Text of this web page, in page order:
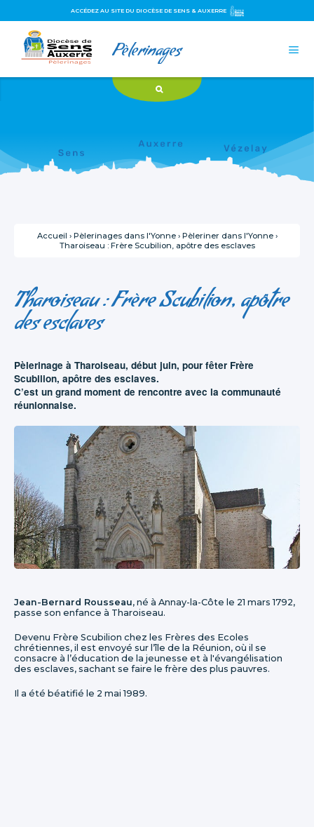
contenu.
la
personnels
ACCÉDEZ AU SITE DU DIOCÈSE DE SENS & AUXERRE
Pèlerinages 
Accueil › Pèlerinages dans l'Yonne › Pèleriner dans l'Yonne ›
Tharoiseau : Frère Scubilion, apôtre des esclaves
Tharoiseau : Frère Scubilion, apôtre
des esclaves
Pèlerinage à Tharoiseau, début juin, pour fêter Frère
Scubilion, apôtre des esclaves.
C’est un grand moment de rencontre avec la communauté
réunionnaise.
Jean-Bernard Rousseau, né à Annay-la-Côte le 21 mars 1792,
passe son enfance à Tharoiseau.
Devenu Frère Scubilion chez les Frères des Ecoles
chrétiennes, il est envoyé sur l’île de la Réunion, où il se
consacre à l’éducation de la jeunesse et à l'évangélisation
des esclaves, sachant se faire le frère des plus pauvres.
Il a été béatifié le 2 mai 1989.